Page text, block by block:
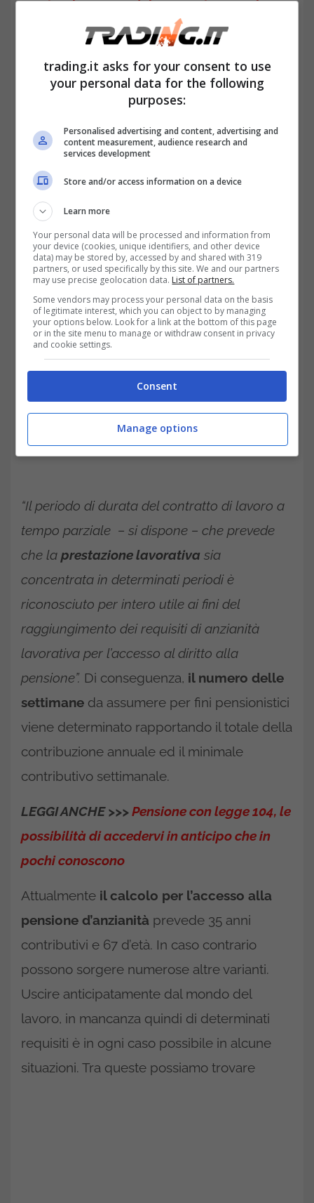
La circolare n. 74 del 4 maggio 2021, ha
chiarito, in un certo senso, la modalità
fini pensionistici del lavoro part time. In
merito a tali modalità possiamo definire la
dinamica disciplinata sotto i seguenti aspetti:
l’applicazione della norma
privato;
i nuovi adempimenti per i datori di lavoro;
le posizioni assicurativedei lavoratori
dipendenti diversi dagli operai agricoli.
“Il periodo di durata del contratto di lavoro a
tempo parziale – si dispone – che prevede
che la prestazione lavorativa sia
concentrata in determinati periodi è
riconosciuto per intero utile ai fini del
raggiungimento dei requisiti di anzianità
lavorativa per l’accesso al diritto alla
pensione”. Di conseguenza, il numero delle
settimane da assumere per fini pensionistici
viene determinato rapportando il totale della
contribuzione annuale ed il minimale
contributivo settimanale.
LEGGI ANCHE >>>Pensione con legge 104, le
possibilità di accedervi in anticipo che in
pochi conoscono
Attualmente il calcolo per l’accesso alla
pensione d’anzianità prevede 35 anni
contributivi e 67 d’età. In caso contrario
possono sorgere numerose altre varianti.
Uscire anticipatamente dal mondo del
lavoro, in mancanza quindi di determinati
requisiti è in ogni caso possibile in alcune
situazioni. Tra queste possiamo trovare
trading.it asks for your consent to use
your personal data for the following
purposes:
Personalised advertising and content, advertising and
content measurement, audience research and
services development
Store and/or access information on a device
Learn more
Your personal data will be processed and information from
your device (cookies, unique identifiers, and other device
data) may be stored by, accessed by and shared with 319
partners, or used specifically by this site. We and our partners
may use precise geolocation data. List of partners.
Some vendors may process your personal data on the basis
of legitimate interest, which you can object to by managing
your options below. Look for a link at the bottom of this page
or in the site menu to manage or withdraw consent in privacy
and cookie settings.
Consent
Manage options